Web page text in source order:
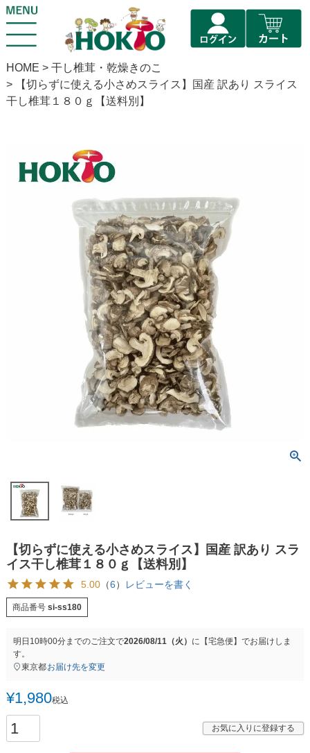
HOME
干し椎茸・乾燥きのこ
【切らずに使える小さめスライス】国産 訳あり スライス
干し椎茸１８０ｇ【送料別】
【切らずに使える小さめスライス】国産 訳あり スラ
イス干し椎茸１８０ｇ【送料別】
5.00（6） レビューを書く
商品番号 si-ss180
明日 10時00分までのご注文で2026/08/11（火） に 【宅急便】 でお届けしま
す。
東京都お届け先を変更
¥1,980税込
お気に入りに登録する